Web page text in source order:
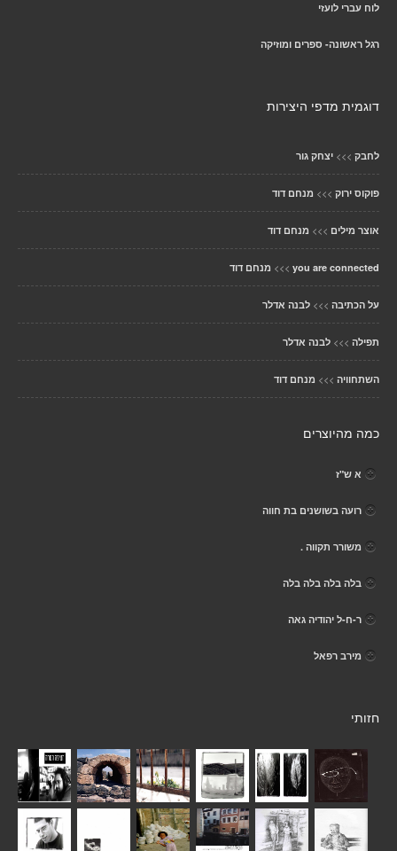
לוח עברי לועזי
רגל ראשונה- ספרים ומוזיקה
דוגמית מדפי היצירות
לחבק >>> יצחק גור
פוקוס ירוק >>> מנחם דוד
אוצר מילים >>> מנחם דוד
you are connected
>>> מנחם דוד
על הכתיבה >>> לבנה אדלר
תפילה >>> לבנה אדלר
השתחוויה >>> מנחם דוד
כמה מהיוצרים
א ש"ז
רועה בשושנים בת חווה
משורר תקווה .
בלה בלה בלה בלה
ר-ח-ל יהודיה גאה
מירב רפאל
חזותי